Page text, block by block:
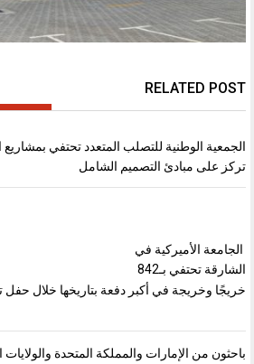
RELATED POST
الجمعية الوطنية للتصلب المتعدد تحتفي بمشاريع
تركز على مبادئ التصميم الشامل
الجامعة الأميركية في
الشارقة تحتفي بـ842
خريجًا وخريجة في أكبر دفعة بتاريخها خلال حفل
باحثون من الإمارات والمملكة المتحدة والولايات